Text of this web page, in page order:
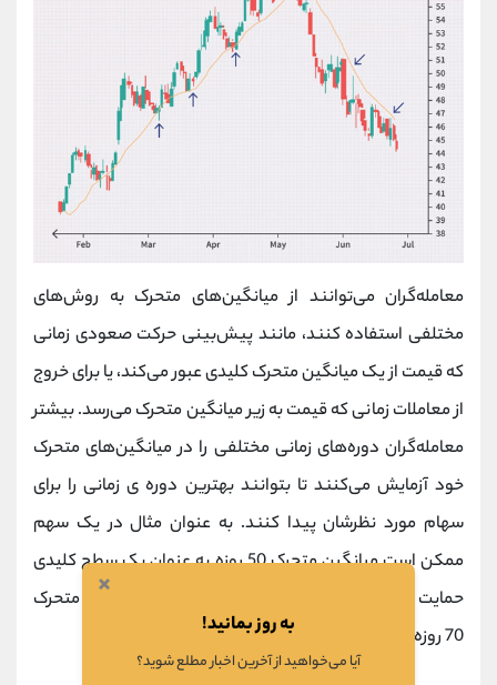
معامله‌گران می‌توانند از میانگین‌های متحرک به روش‌های
مختلفی استفاده کنند، مانند پیش‌بینی حرکت صعودی زمانی
که قیمت از یک میانگین متحرک کلیدی عبور می‌کند، یا برای خروج
از معاملات زمانی که قیمت به زیر میانگین متحرک می‌رسد. بیشتر
معامله‌گران دوره‌های زمانی مختلفی را در میانگین‌های متحرک
خود آزمایش می‌کنند تا بتوانند بهترین دوره ی زمانی را برای
سهام مورد نظرشان پیدا کنند. به عنوان مثال در یک سهم
ممکن است میانگین متحرک 50 روزه به عنوان یک سطح کلیدی
حمایت و مقاومت عمل کند و در سهم دیگری میانگین متحرک
70 روزه.
×
به روز بمانید!
آیا می‌خواهید از آخرین اخبار مطلع شوید؟